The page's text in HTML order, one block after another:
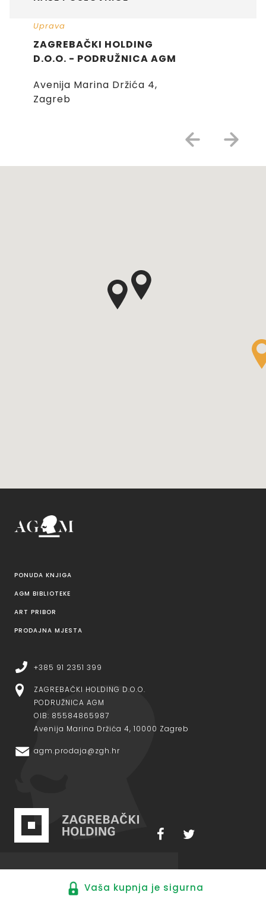
Uprava
ZAGREBAČKI HOLDING
D.O.O. - PODRUŽNICA AGM
Avenija Marina Držića 4,
Zagreb
PONUDA KNJIGA
AGM BIBLIOTEKE
ART PRIBOR
PRODAJNA MJESTA
+385 91 2351 399
ZAGREBAČKI HOLDING D.O.O.
PODRUŽNICA AGM
OIB: 85584865987
Avenija Marina Držića 4, 10000 Zagreb
agm.prodaja@zgh.hr
Vaša kupnja je sigurna